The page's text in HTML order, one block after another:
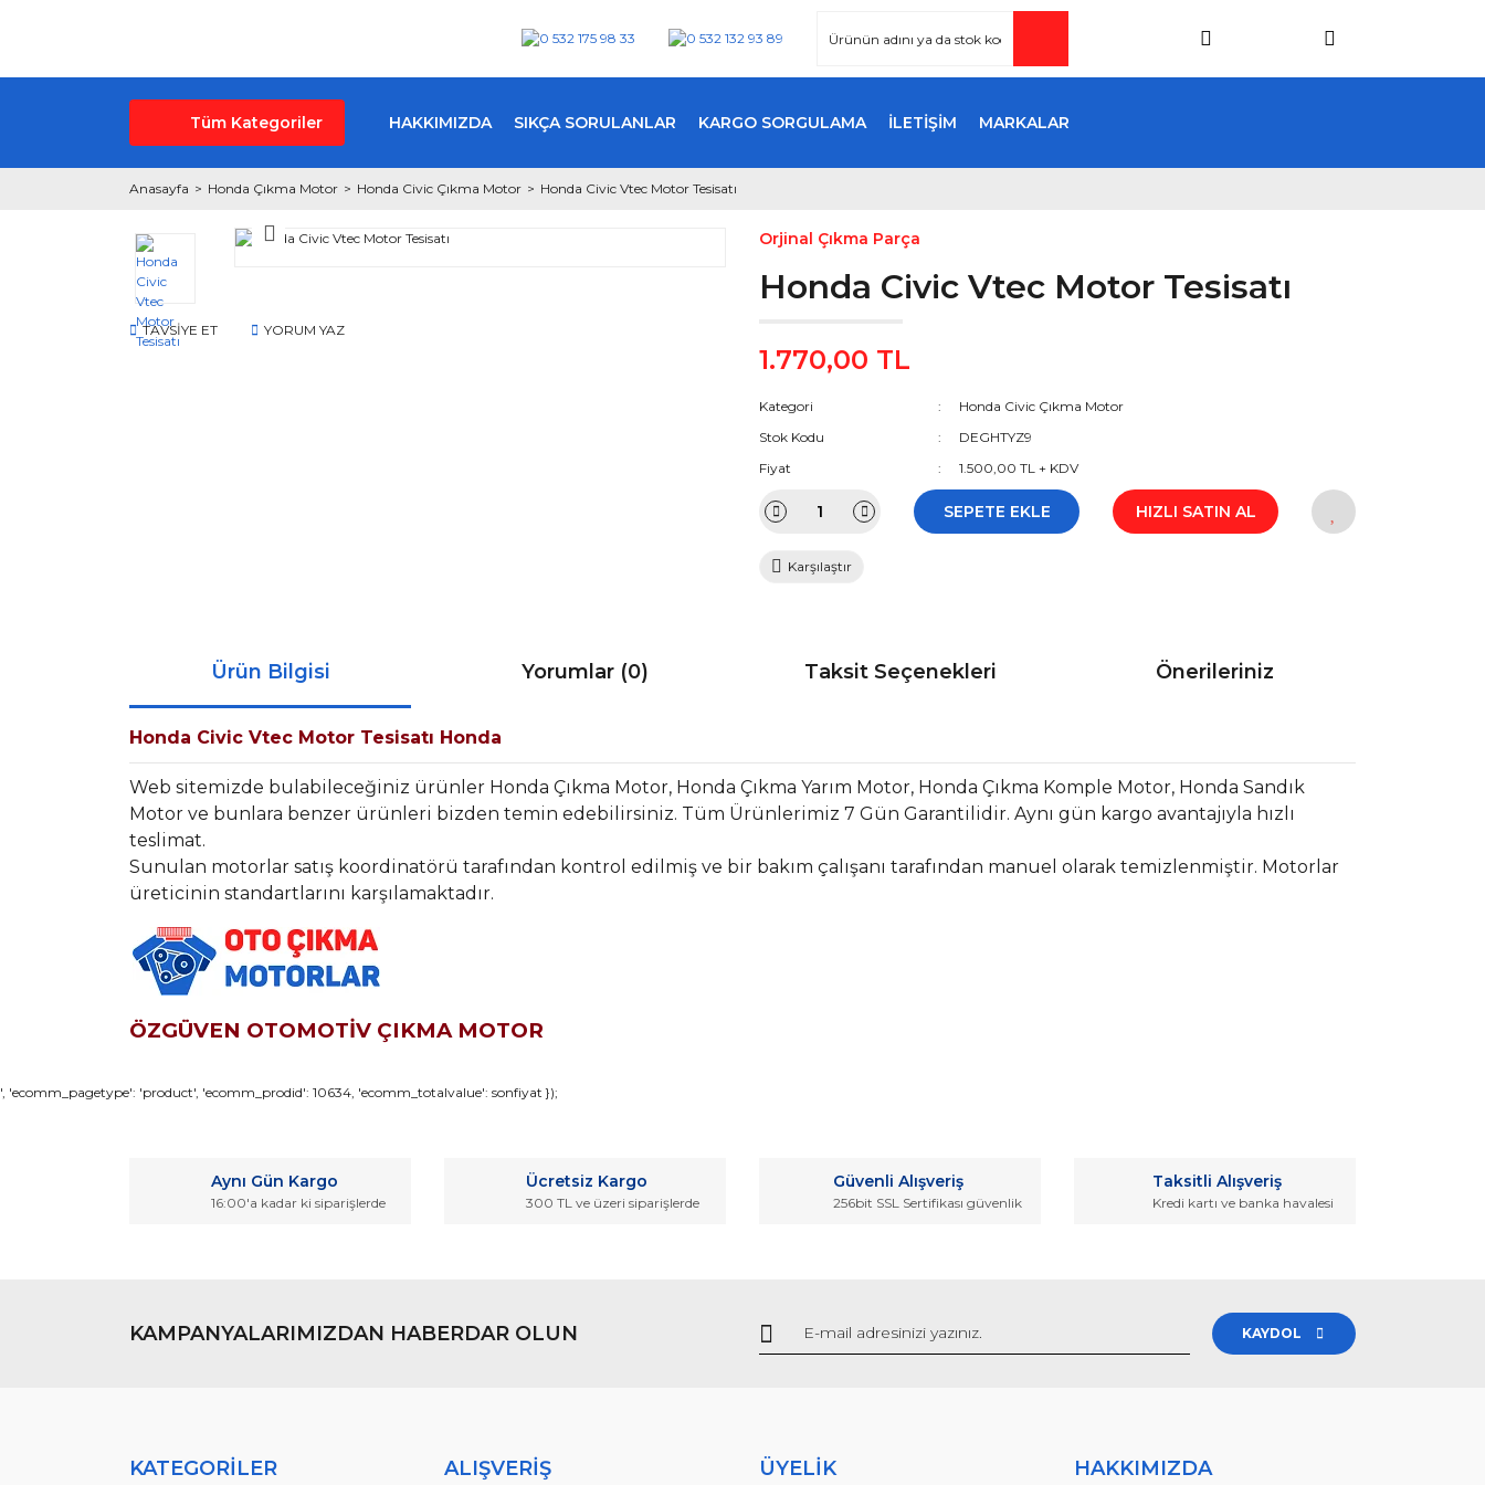
Tüm Kategoriler HAKKIMIZDA SIKÇA SORULANLAR KARGO SORGULAMA İLETİŞİM MARKALAR
Anasayfa Honda Çıkma Motor Honda Civic Çıkma Motor Honda Civic Vtec Motor Tesisatı
TAVSİYE ET YORUM YAZ
Orjinal Çıkma Parça
Honda Civic Vtec Motor Tesisatı
1.770,00 TL
Kategori
Honda Civic Çıkma Motor
Stok Kodu
DEGHTYZ9
Fiyat
1.500,00 TL + KDV
SEPETE EKLE HIZLI SATIN AL
Karşılaştır
Ürün Bilgisi Yorumlar (0) Taksit Seçenekleri Önerileriniz
Honda Civic Vtec Motor Tesisatı Honda
Web sitemizde bulabileceğiniz ürünler Honda Çıkma Motor, Honda Çıkma Yarım Motor, Honda Çıkma Komple Motor, Honda Sandık
Motor ve bunlara benzer ürünleri bizden temin edebilirsiniz. Tüm Ürünlerimiz 7 Gün Garantilidir. Aynı gün kargo avantajıyla hızlı
teslimat.
Sunulan motorlar satış koordinatörü tarafından kontrol edilmiş ve bir bakım çalışanı tarafından manuel olarak temizlenmiştir. Motorlar
üreticinin standartlarını karşılamaktadır.
ÖZGÜVEN OTOMOTİV ÇIKMA MOTOR
Bu ürünün fiyat bilgisi, resim, ürün açıklamalarında ve diğer konularda yetersiz gördüğünüz noktaları öneri formunu kullanarak tarafımıza iletebilirsiniz.
Ürün açıklamasında eksik bilgiler bulunuyor.
', 'ecomm_pagetype': 'product', 'ecomm_prodid': 10634, 'ecomm_totalvalue': sonfiyat });
Aynı Gün Kargo
16:00'a kadar ki siparişlerde
Ücretsiz Kargo
300 TL ve üzeri siparişlerde
Güvenli Alışveriş
256bit SSL Sertifikası güvenlik
Taksitli Alışveriş
Kredi kartı ve banka havalesi
KAMPANYALARIMIZDAN HABERDAR OLUN KAYDOL
KATEGORİLER ALIŞVERİŞ ÜYELİK HAKKIMIZDA